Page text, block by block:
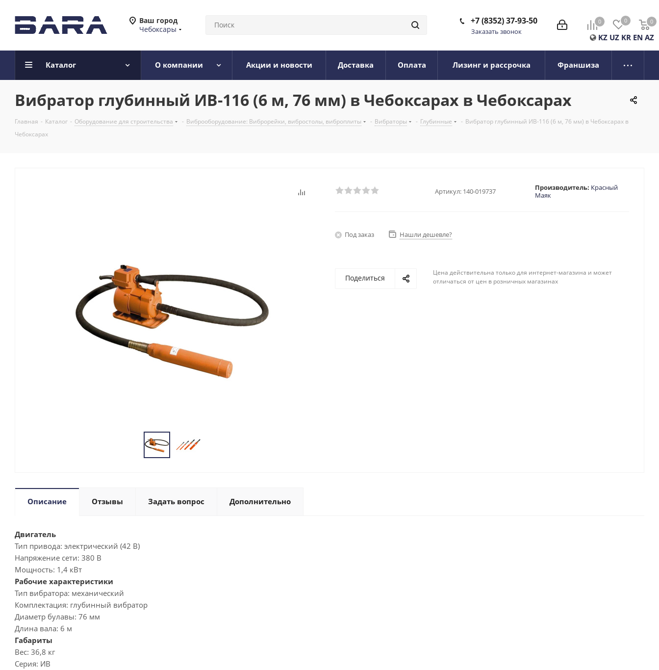
Ваш город
Чебоксары
0 0 0
0
KZ UZ KR EN AZ
+7 (8352) 37-93-50
Заказать звонок
Каталог О компании Акции и новости Доставка Оплата Лизинг и рассрочка Франшиза
Вибратор глубинный ИВ-116 (6 м, 76 мм) в Чебоксарах в Чебоксарах
Главная - Каталог - Оборудование для строительства - Виброоборудование: Виброрейки, вибростолы, виброплиты - Вибраторы - Глубинные - Вибратор глубинный ИВ-116 (6 м, 76 мм) в Чебоксарах в
Чебоксарах
Артикул: 140-019737 Производитель: Красный
Маяк
Под заказ Нашли дешевле?
Поделиться
Цена действительна только для интернет-магазина и может
отличаться от цен в розничных магазинах
Описание Отзывы Задать вопрос Дополнительно
Двигатель
Тип привода: электрический (42 В)
Напряжение сети: 380 В
Мощность: 1,4 кВт
Рабочие характеристики
Тип вибратора: механический
Комплектация: глубинный вибратор
Диаметр булавы: 76 мм
Длина вала: 6 м
Габариты
Вес: 36,8 кг
Серия: ИВ